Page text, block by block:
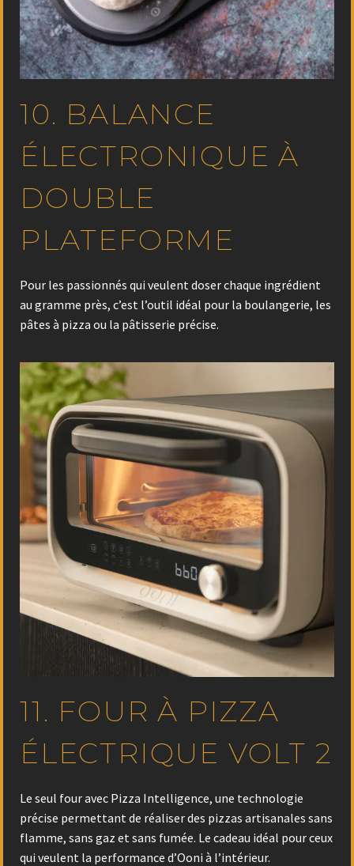
10. BALANCE
ÉLECTRONIQUE À
DOUBLE
PLATEFORME
Pour les passionnés qui veulent doser chaque ingrédient
au gramme près, c’est l’outil idéal pour la boulangerie, les
pâtes à pizza ou la pâtisserie précise.
11. FOUR À PIZZA
ÉLECTRIQUE VOLT 2
Le seul four avec Pizza Intelligence, une technologie
précise permettant de réaliser des pizzas artisanales sans
flamme, sans gaz et sans fumée. Le cadeau idéal pour ceux
qui veulent la performance d’Ooni à l’intérieur.